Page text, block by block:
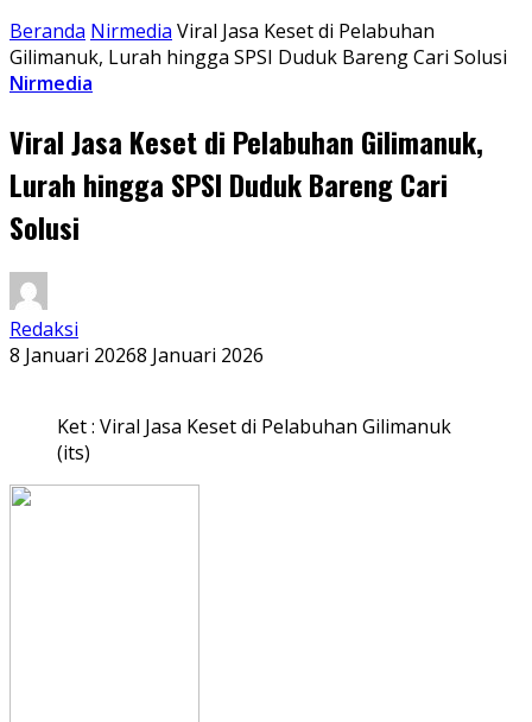
Beranda Nirmedia Viral Jasa Keset di Pelabuhan
Gilimanuk, Lurah hingga SPSI Duduk Bareng Cari Solusi
Nirmedia
Viral Jasa Keset di Pelabuhan Gilimanuk,
Lurah hingga SPSI Duduk Bareng Cari
Solusi
Redaksi
8 Januari 20268 Januari 2026
Ket : Viral Jasa Keset di Pelabuhan Gilimanuk
(its)